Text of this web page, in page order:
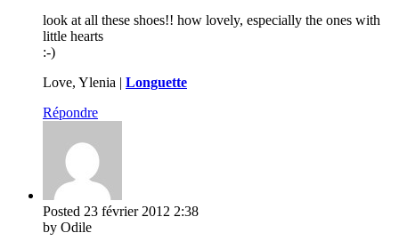
look at all these shoes!! how lovely, especially the ones with
little hearts
:-)
Love, Ylenia | Longuette
Répondre
Posted 23 février 2012 2:38
by Odile